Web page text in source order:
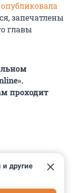
опубликовала
запечатлены
главы
проходит
другие